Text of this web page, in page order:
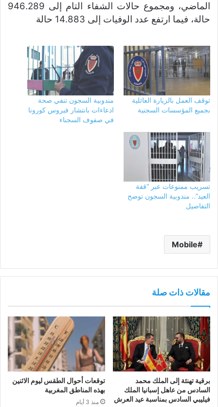
الماضي، ومجموع حالات الشفاء التام إلى 946.289
حالة، فيما ارتفع عدد الوفيات إلى 14.883 حالة
توقف العمل بالزيارة العائلية
بجميع المؤسسات السجنية
مندوبية السجون تنفي صحة
ادعاءات بانتشار فيروس كورونا
في صفوف السجناء
تسريب ممنوعات عبر “قفة
العيد”.. مندوبية السجون توضح
التفاصيل
Mobile
مقالات ذات صلة
برقية تهنئة إلى الملك محمد
السادس من عاهل إسبانيا الملك
فيليبي السادس بمناسبة عيد العرش
توقعات أحوال الطقس ليوم الاثنين
بهذه المناطق المغربية
منذ 3 أيام